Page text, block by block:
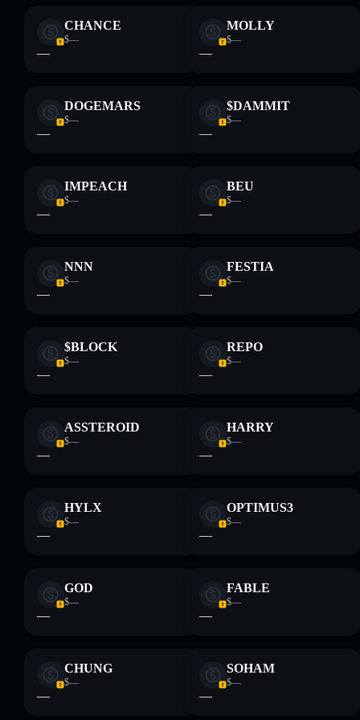
CHANCE
$—
—
MOLLY
$—
—
DOGEMARS
$—
—
$DAMMIT
$—
—
IMPEACH
$—
—
BEU
$—
—
NNN
$—
—
FESTIA
$—
—
$BLOCK
$—
—
REPO
$—
—
ASSTEROID
$—
—
HARRY
$—
—
HYLX
$—
—
OPTIMUS3
$—
—
GOD
$—
—
FABLE
$—
—
CHUNG
$—
—
SOHAM
$—
—